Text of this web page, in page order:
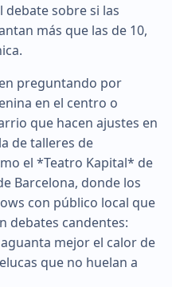
debate sobre si las
más que las de 10,
preguntando por
en el centro o
que hacen ajustes en
de talleres de
el *Teatro Kapital* de
Barcelona, donde los
con público local que
debates candentes:
mejor el calor de
que no huelan a